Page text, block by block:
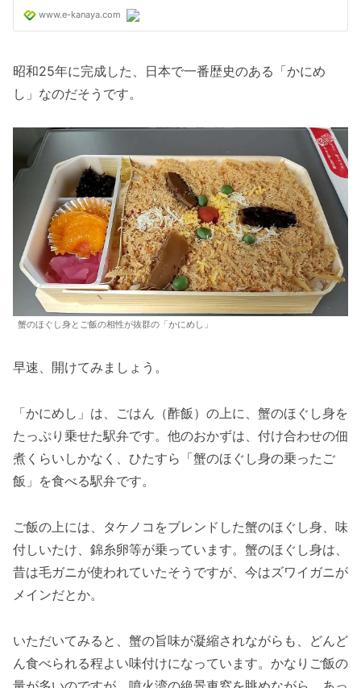
昭和25年に完成した、日本で一番歴史のある「かにめ
し」なのだそうです。
蟹のほぐし身とご飯の相性が抜群の「かにめし」
早速、開けてみましょう。
「かにめし」は、ごはん（酢飯）の上に、蟹のほぐし身を
たっぷり乗せた駅弁です。他のおかずは、付け合わせの佃
煮くらいしかなく、ひたすら「蟹のほぐし身の乗ったご
飯」を食べる駅弁です。
ご飯の上には、タケノコをブレンドした蟹のほぐし身、味
付しいたけ、錦糸卵等が乗っています。蟹のほぐし身は、
昔は毛ガニが使われていたそうですが、今はズワイガニが
メインだとか。
いただいてみると、蟹の旨味が凝縮されながらも、どんど
ん食べられる程よい味付けになっています。かなりご飯の